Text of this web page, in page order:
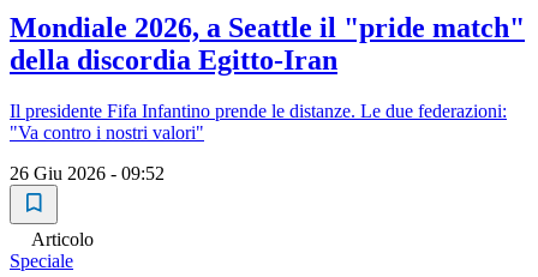
Mondiale 2026, a Seattle il "pride match"
della discordia Egitto-Iran
Il presidente Fifa Infantino prende le distanze. Le due federazioni:
"Va contro i nostri valori"
26 Giu 2026 - 09:52
Articolo
Speciale